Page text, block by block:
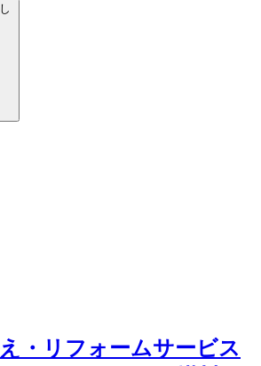
・リフォームサービス